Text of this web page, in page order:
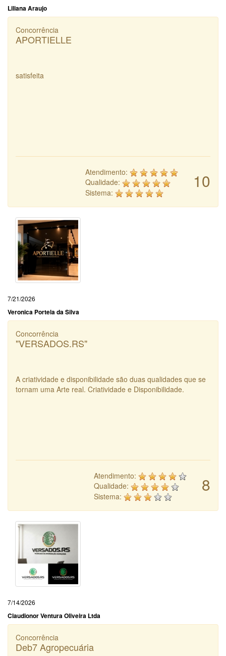
Liliana Araujo
Concorrência
APORTIELLE
satisfeita
10
Atendimento:
Qualidade:
Sistema:
7/21/2026
Veronica Portela da Silva
Concorrência
"VERSADOS.RS"
A criatividade e disponibilidade são duas qualidades que se
tornam uma Arte real. Criatividade e Disponibilidade.
8
Atendimento:
Qualidade:
Sistema:
7/14/2026
Claudionor Ventura Oliveira Ltda
Concorrência
Deb7 Agropecuária